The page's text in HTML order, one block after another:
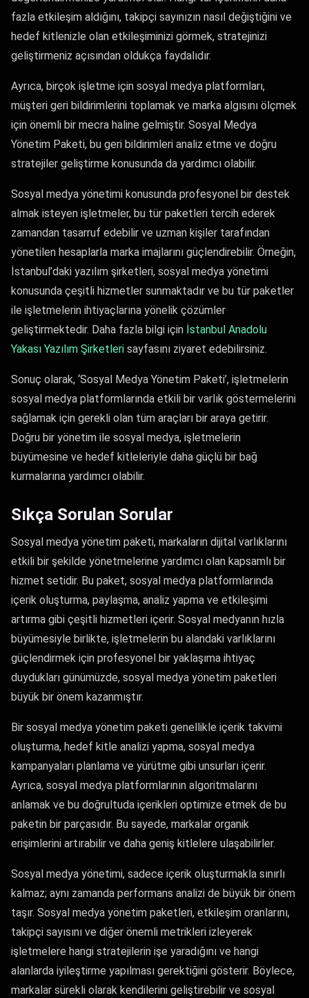
fazla etkileşim aldığını, takipçi sayınızın nasıl değiştiğini ve
hedef kitlenizle olan etkileşiminizi görmek, stratejinizi
geliştirmeniz açısından oldukça faydalıdır.
Ayrıca, birçok işletme için sosyal medya platformları,
müşteri geri bildirimlerini toplamak ve marka algısını ölçmek
için önemli bir mecra haline gelmiştir. Sosyal Medya
Yönetim Paketi, bu geri bildirimleri analiz etme ve doğru
stratejiler geliştirme konusunda da yardımcı olabilir.
Sosyal medya yönetimi konusunda profesyonel bir destek
almak isteyen işletmeler, bu tür paketleri tercih ederek
zamandan tasarruf edebilir ve uzman kişiler tarafından
yönetilen hesaplarla marka imajlarını güçlendirebilir. Örneğin,
İstanbul’daki yazılım şirketleri, sosyal medya yönetimi
konusunda çeşitli hizmetler sunmaktadır ve bu tür paketler
ile işletmelerin ihtiyaçlarına yönelik çözümler
geliştirmektedir. Daha fazla bilgi için İstanbul Anadolu
Yakası Yazılım Şirketleri sayfasını ziyaret edebilirsiniz.
Sonuç olarak, ‘Sosyal Medya Yönetim Paketi’, işletmelerin
sosyal medya platformlarında etkili bir varlık göstermelerini
sağlamak için gerekli olan tüm araçları bir araya getirir.
Doğru bir yönetim ile sosyal medya, işletmelerin
büyümesine ve hedef kitleleriyle daha güçlü bir bağ
kurmalarına yardımcı olabilir.
Sıkça Sorulan Sorular
Sosyal medya yönetim paketi, markaların dijital varlıklarını
etkili bir şekilde yönetmelerine yardımcı olan kapsamlı bir
hizmet setidir. Bu paket, sosyal medya platformlarında
içerik oluşturma, paylaşma, analiz yapma ve etkileşimi
artırma gibi çeşitli hizmetleri içerir. Sosyal medyanın hızla
büyümesiyle birlikte, işletmelerin bu alandaki varlıklarını
güçlendirmek için profesyonel bir yaklaşıma ihtiyaç
duydukları günümüzde, sosyal medya yönetim paketleri
büyük bir önem kazanmıştır.
Bir sosyal medya yönetim paketi genellikle içerik takvimi
oluşturma, hedef kitle analizi yapma, sosyal medya
kampanyaları planlama ve yürütme gibi unsurları içerir.
Ayrıca, sosyal medya platformlarının algoritmalarını
anlamak ve bu doğrultuda içerikleri optimize etmek de bu
paketin bir parçasıdır. Bu sayede, markalar organik
erişimlerini artırabilir ve daha geniş kitlelere ulaşabilirler.
Sosyal medya yönetimi, sadece içerik oluşturmakla sınırlı
kalmaz; aynı zamanda performans analizi de büyük bir önem
taşır. Sosyal medya yönetim paketleri, etkileşim oranlarını,
takipçi sayısını ve diğer önemli metrikleri izleyerek
işletmelere hangi stratejilerin işe yaradığını ve hangi
alanlarda iyileştirme yapılması gerektiğini gösterir. Böylece,
markalar sürekli olarak kendilerini geliştirebilir ve sosyal